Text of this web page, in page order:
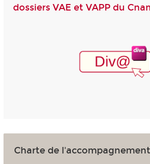
dossiers VAE et VAPP du
Charte de